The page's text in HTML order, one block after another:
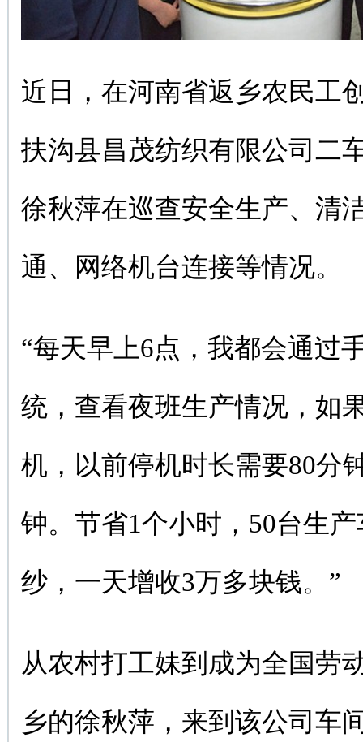
近日，在河南省返乡农民
扶沟县昌茂纺织有限公司二
徐秋萍在巡查安全生产、清
通、网络机台连接等情况。
“每天早上6点，我都会通过
统，查看夜班生产情况，如
机，以前停机时长需要80分
钟。节省1个小时，50台生
纱，一天增收3万多块钱。”
从农村打工妹到成为全国劳
乡的徐秋萍，来到该公司车